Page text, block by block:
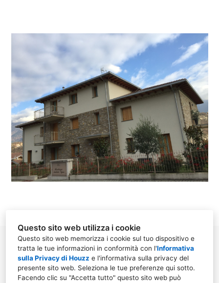
Questo sito web utilizza i cookie
Questo sito web memorizza i cookie sul tuo dispositivo e
tratta le tue informazioni in conformità con l'Informativa
sulla Privacy di Houzz e l'informativa sulla privacy del
presente sito web. Seleziona le tue preferenze qui sotto.
Facendo clic su "Accetta tutto" questo sito web può
HOME
CHI SIAMO
PROGETTI
CONTATTO
Malegno, 25053, Via Cava n. 47, Brescia, Italia